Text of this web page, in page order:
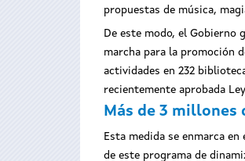
propuestas de música,
De este modo, el Gobierno
marcha para la promoción
actividades en 232
recientemente aprobada
Más de 3 millones
Esta medida se enmarca
de este programa de